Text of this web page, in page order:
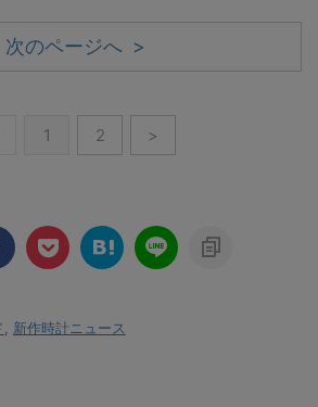
次のページへ >
1 2 >
新作時計ニュース